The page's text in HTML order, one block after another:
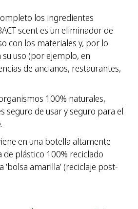
los ingredientes
scent es un eliminador de
con los materiales y, por lo
uso (por ejemplo, en
de ancianos, restaurantes,
100% naturales,
seguro de usar y seguro para el
en una botella altamente
de plástico 100% reciclado
‘bolsa amarilla’ (reciclaje post-